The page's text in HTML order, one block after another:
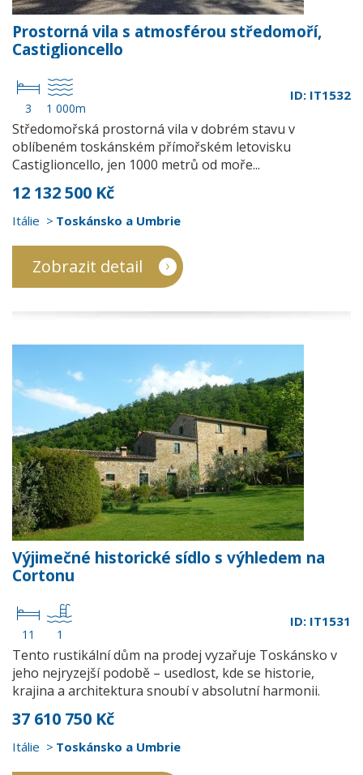
Prostorná vila s atmosférou středomoří,
Castiglioncello
3 1 000m
ID: IT1532
Středomořská prostorná vila v dobrém stavu v
oblíbeném toskánském přímořském letovisku
Castiglioncello, jen 1000 metrů od moře...
12 132 500 Kč
Itálie Toskánsko a Umbrie
Zobrazit detail
Výjimečné historické sídlo s výhledem na
Cortonu
11 1
ID: IT1531
Tento rustikální dům na prodej vyzařuje Toskánsko v
jeho nejryzejší podobě – usedlost, kde se historie,
krajina a architektura snoubí v absolutní harmonii.
37 610 750 Kč
Itálie Toskánsko a Umbrie